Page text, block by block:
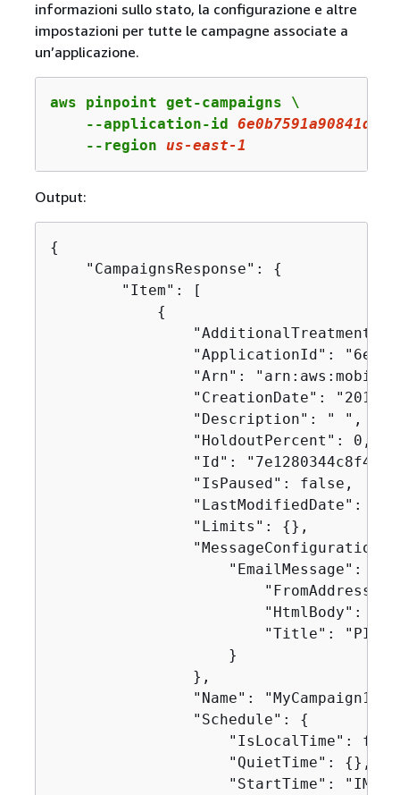
informazioni sullo stato, la configurazione e altre
impostazioni per tutte le campagne associate a
un’applicazione.
aws pinpoint get-campaigns \
    --application-id
    --region
us-east-1
Output:
{
    "CampaignsResponse":
{
        "Item": [
{
"ApplicationId":
"Arn":
"CreationDate": "2019-
                "Description": " ",
                "HoldoutPercent": 0,
"Id":
                "IsPaused": false,
"LastModifiedDate":
                "Limits":
{},
                    "EmailMessage":
"FromAddress":
"HtmlBody":
"Title":
                    }
                },
                "Name": "MyCampaign1",
                "Schedule":
{
"IsLocalTime":
                    "QuietTime":
{},
"StartTime":